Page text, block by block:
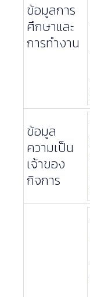
ข้อมูลการ
ศึกษาและ
การทำงาน
ข้อมูล
ความเป็น
เจ้าของ
กิจการ